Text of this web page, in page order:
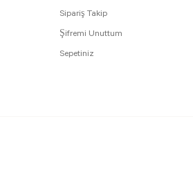
Sipariş Takip
Şifremi Unuttum
Sepetiniz